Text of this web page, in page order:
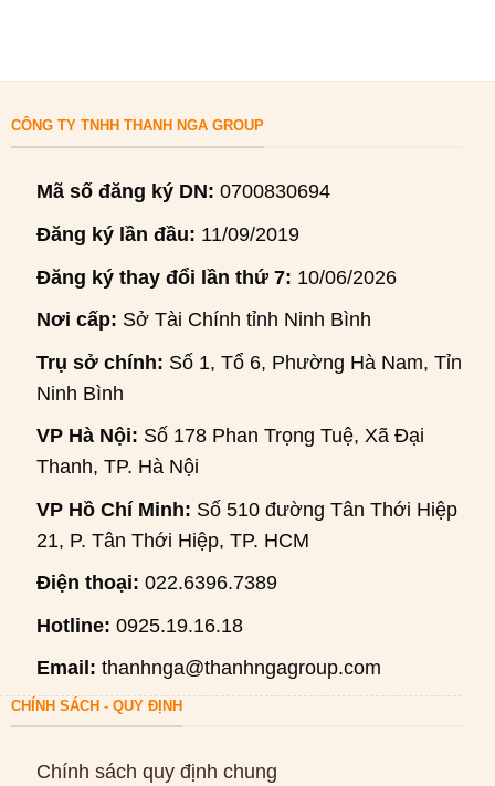
CÔNG TY TNHH THANH NGA GROUP
Mã số đăng ký DN: 0700830694
Đăng ký lần đầu: 11/09/2019
Đăng ký thay đổi lần thứ 7: 10/06/2026
Nơi cấp: Sở Tài Chính tỉnh Ninh Bình
Trụ sở chính: Số 1, Tổ 6, Phường Hà Nam, Tỉnh
Ninh Bình
VP Hà Nội: Số 178 Phan Trọng Tuệ, Xã Đại
Thanh, TP. Hà Nội
VP Hồ Chí Minh: Số 510 đường Tân Thới Hiệp
21, P. Tân Thới Hiệp, TP. HCM
Điện thoại: 022.6396.7389
Hotline: 0925.19.16.18
Email: thanhnga@thanhngagroup.com
CHÍNH SÁCH - QUY ĐỊNH
Chính sách quy định chung